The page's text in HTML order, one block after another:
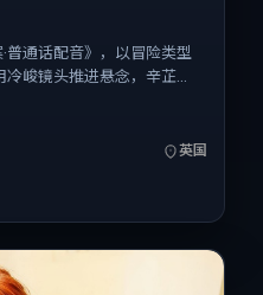
普通话配音》，以冒险类型
冷峻镜头推进悬念，辛芷
；片长112分钟；适合关注
英国